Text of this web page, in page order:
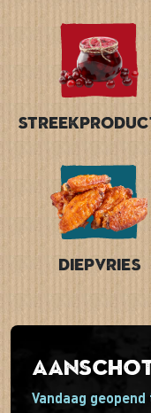
Diepvries
Vandaag